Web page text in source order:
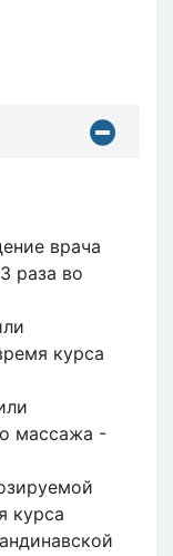
врача
раза во
курса
массажа -
курса